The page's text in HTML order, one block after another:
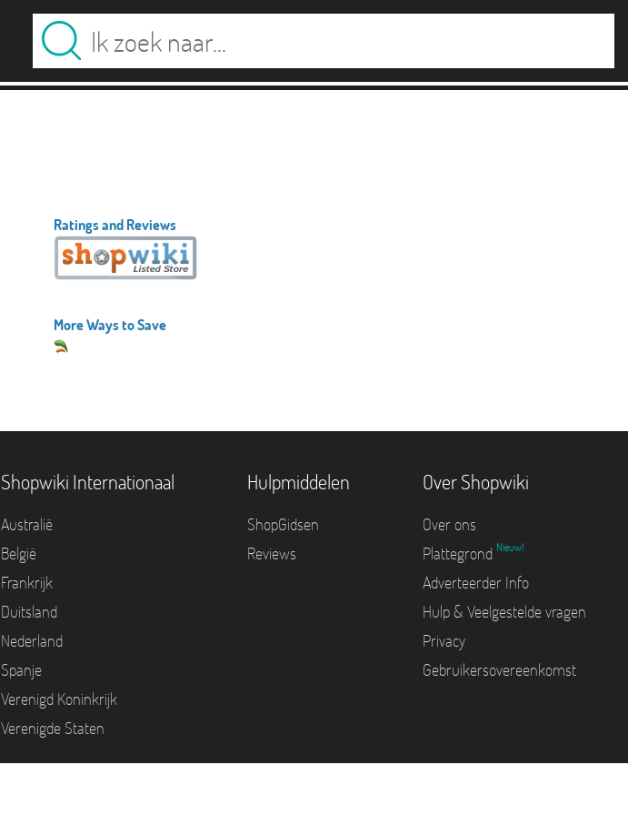
Ratings and Reviews
More Ways to Save
Shopwiki Internationaal
Australië
België
Frankrijk
Duitsland
Nederland
Spanje
Verenigd Koninkrijk
Verenigde Staten
Hulpmiddelen
ShopGidsen
Reviews
Over Shopwiki
Over ons
Plattegrond Nieuw!
Adverteerder Info
Hulp & Veelgestelde vragen
Privacy
Gebruikersovereenkomst